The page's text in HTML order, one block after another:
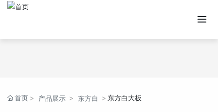
首页 产品展示 东方白 东方白大板